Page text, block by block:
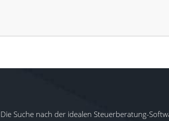
Die Suche nach der idealen Steuerberatung-